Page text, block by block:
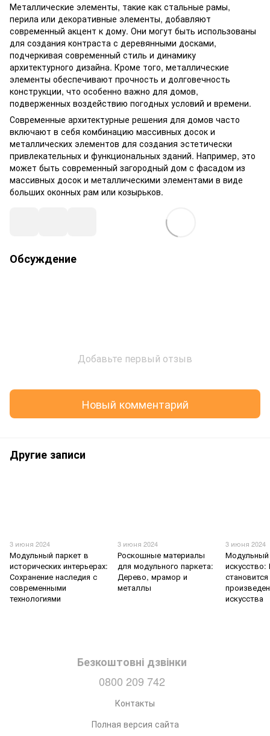
Металлические элементы, такие как стальные рамы,
перила или декоративные элементы, добавляют
современный акцент к дому. Они могут быть использованы
для создания контраста с деревянными досками,
подчеркивая современный стиль и динамику
архитектурного дизайна. Кроме того, металлические
элементы обеспечивают прочность и долговечность
конструкции, что особенно важно для домов,
подверженных воздействию погодных условий и времени.
Современные архитектурные решения для домов часто
включают в себя комбинацию массивных досок и
металлических элементов для создания эстетически
привлекательных и функциональных зданий. Например, это
может быть современный загородный дом с фасадом из
массивных досок и металлическими элементами в виде
больших оконных рам или козырьков.
Обсуждение
Добавьте первый отзыв
Новый комментарий
Другие записи
3 июня 2024
Модульный паркет в
исторических интерьерах:
Сохранение наследия с
современными
технологиями
3 июня 2024
Роскошные материалы
для модульного паркета:
Дерево, мрамор и
металлы
3 июня 2024
Модульный
становится
искусства
Безкоштовні дзвінки
0800 209 742
Контакты
Полная версия сайта